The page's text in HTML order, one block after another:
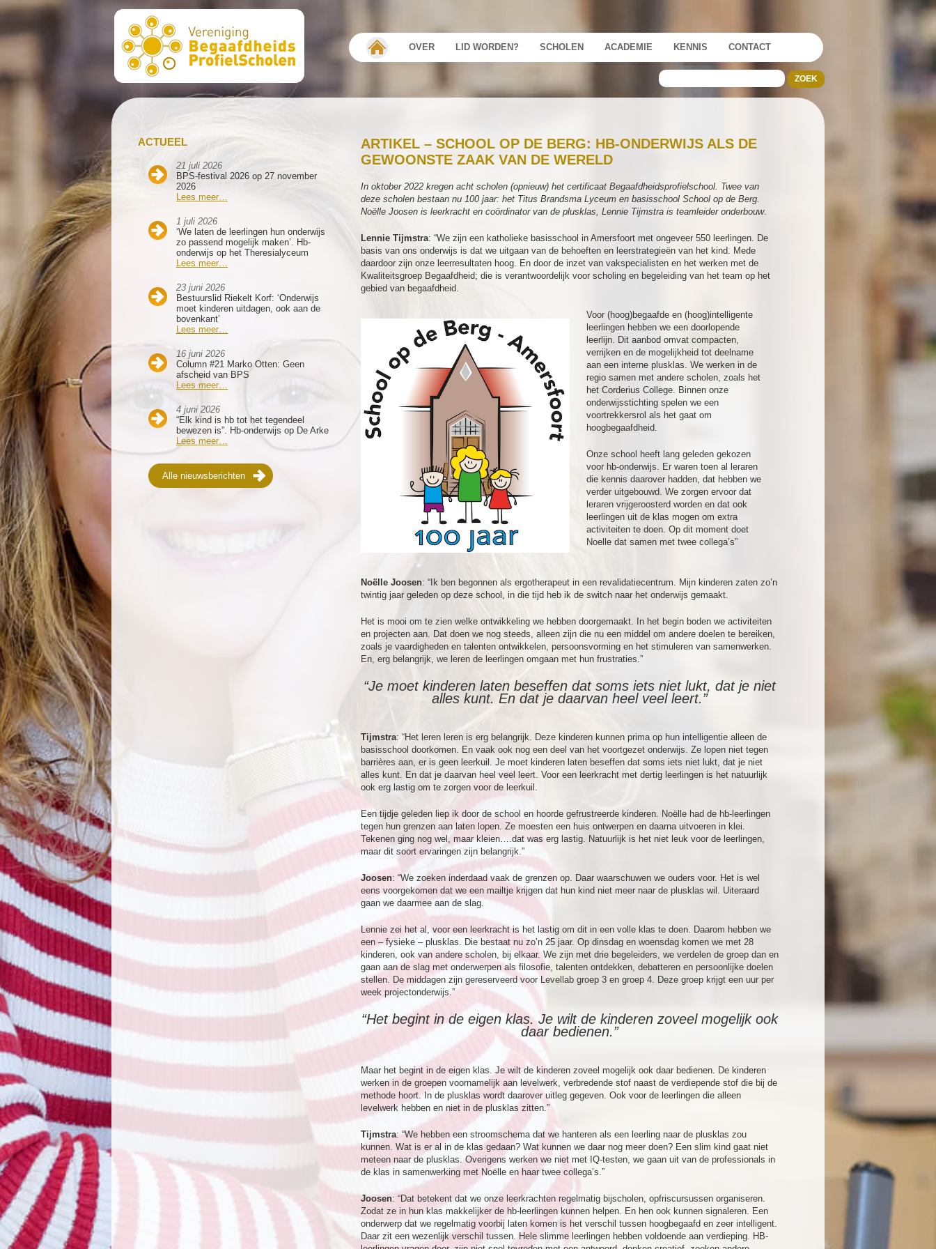
OVER LID WORDEN? SCHOLEN ACADEMIE KENNIS CONTACT
ACTUEEL
21 juli 2026
BPS-festival 2026 op 27 november
2026
Lees meer…
1 juli 2026
‘We laten de leerlingen hun onderwijs
zo passend mogelijk maken’. Hb-
onderwijs op het Theresialyceum
Lees meer…
23 juni 2026
Bestuurslid Riekelt Korf: ‘Onderwijs
moet kinderen uitdagen, ook aan de
bovenkant’
Lees meer…
16 juni 2026
Column #21 Marko Otten: Geen
afscheid van BPS
Lees meer…
4 juni 2026
“Elk kind is hb tot het tegendeel
bewezen is”. Hb-onderwijs op De Arke
Lees meer…
Alle nieuwsberichten
ARTIKEL – SCHOOL OP DE BERG: HB-ONDERWIJS ALS DE
GEWOONSTE ZAAK VAN DE WERELD
In oktober 2022 kregen acht scholen (opnieuw) het certificaat Begaafdheidsprofielschool. Twee van
deze scholen bestaan nu 100 jaar: het Titus Brandsma Lyceum en basisschool School op de Berg.
Noëlle Joosen is leerkracht en coördinator van de plusklas, Lennie Tijmstra is teamleider onderbouw.
Lennie Tijmstra: “We zijn een katholieke basisschool in Amersfoort met ongeveer 550 leerlingen. De
basis van ons onderwijs is dat we uitgaan van de behoeften en leerstrategieën van het kind. Mede
daardoor zijn onze leerresultaten hoog. En door de inzet van vakspecialisten en het werken met de
Kwaliteitsgroep Begaafdheid; die is verantwoordelijk voor scholing en begeleiding van het team op het
gebied van begaafdheid.
Voor (hoog)begaafde en (hoog)intelligente
leerlingen hebben we een doorlopende
leerlijn. Dit aanbod omvat compacten,
verrijken en de mogelijkheid tot deelname
aan een interne plusklas. We werken in de
regio samen met andere scholen, zoals het
het Corderius College. Binnen onze
onderwijsstichting spelen we een
voortrekkersrol als het gaat om
hoogbegaafdheid.
Onze school heeft lang geleden gekozen
voor hb-onderwijs. Er waren toen al leraren
die kennis daarover hadden, dat hebben we
verder uitgebouwd. We zorgen ervoor dat
leraren vrijgeroosterd worden en dat ook
leerlingen uit de klas mogen om extra
activiteiten te doen. Op dit moment doet
Noelle dat samen met twee collega’s”
Noëlle Joosen: “Ik ben begonnen als ergotherapeut in een revalidatiecentrum. Mijn kinderen zaten zo’n
twintig jaar geleden op deze school, in die tijd heb ik de switch naar het onderwijs gemaakt.
Het is mooi om te zien welke ontwikkeling we hebben doorgemaakt. In het begin boden we activiteiten
en projecten aan. Dat doen we nog steeds, alleen zijn die nu een middel om andere doelen te bereiken,
zoals je vaardigheden en talenten ontwikkelen, persoonsvorming en het stimuleren van samenwerken.
En, erg belangrijk, we leren de leerlingen omgaan met hun frustraties.”
“Je moet kinderen laten beseffen dat soms iets niet lukt, dat je niet
alles kunt. En dat je daarvan heel veel leert.”
Tijmstra: “Het leren leren is erg belangrijk. Deze kinderen kunnen prima op hun intelligentie alleen de
basisschool doorkomen. En vaak ook nog een deel van het voortgezet onderwijs. Ze lopen niet tegen
barrières aan, er is geen leerkuil. Je moet kinderen laten beseffen dat soms iets niet lukt, dat je niet
alles kunt. En dat je daarvan heel veel leert. Voor een leerkracht met dertig leerlingen is het natuurlijk
ook erg lastig om te zorgen voor de leerkuil.
Een tijdje geleden liep ik door de school en hoorde gefrustreerde kinderen. Noëlle had de hb-leerlingen
tegen hun grenzen aan laten lopen. Ze moesten een huis ontwerpen en daarna uitvoeren in klei.
Tekenen ging nog wel, maar kleien….dat was erg lastig. Natuurlijk is het niet leuk voor de leerlingen,
maar dit soort ervaringen zijn belangrijk.”
Joosen: “We zoeken inderdaad vaak de grenzen op. Daar waarschuwen we ouders voor. Het is wel
eens voorgekomen dat we een mailtje krijgen dat hun kind niet meer naar de plusklas wil. Uiteraard
gaan we daarmee aan de slag.
Lennie zei het al, voor een leerkracht is het lastig om dit in een volle klas te doen. Daarom hebben we
een – fysieke – plusklas. Die bestaat nu zo’n 25 jaar. Op dinsdag en woensdag komen we met 28
kinderen, ook van andere scholen, bij elkaar. We zijn met drie begeleiders, we verdelen de groep dan en
gaan aan de slag met onderwerpen als filosofie, talenten ontdekken, debatteren en persoonlijke doelen
stellen. De middagen zijn gereserveerd voor Levellab groep 3 en groep 4. Deze groep krijgt een uur per
week projectonderwijs.”
“Het begint in de eigen klas. Je wilt de kinderen zoveel mogelijk ook
daar bedienen.”
Maar het begint in de eigen klas. Je wilt de kinderen zoveel mogelijk ook daar bedienen. De kinderen
werken in de groepen voornamelijk aan levelwerk, verbredende stof naast de verdiepende stof die bij de
methode hoort. In de plusklas wordt daarover uitleg gegeven. Ook voor de leerlingen die alleen
levelwerk hebben en niet in de plusklas zitten.”
Tijmstra: “We hebben een stroomschema dat we hanteren als een leerling naar de plusklas zou
kunnen. Wat is er al in de klas gedaan? Wat kunnen we daar nog meer doen? Een slim kind gaat niet
meteen naar de plusklas. Overigens werken we niet met IQ-testen, we gaan uit van de professionals in
de klas in samenwerking met Noëlle en haar twee collega’s.”
Joosen: “Dat betekent dat we onze leerkrachten regelmatig bijscholen, opfriscursussen organiseren.
Zodat ze in hun klas makkelijker de hb-leerlingen kunnen helpen. En hen ook kunnen signaleren. Een
onderwerp dat we regelmatig voorbij laten komen is het verschil tussen hoogbegaafd en zeer intelligent.
Daar zit een wezenlijk verschil tussen. Hele slimme leerlingen hebben voldoende aan verdieping. HB-